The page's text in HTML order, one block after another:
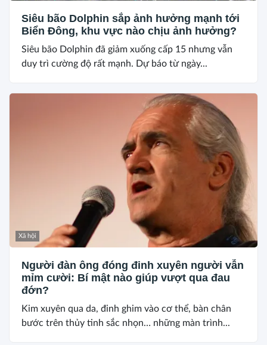
Siêu bão Dolphin sắp ảnh hưởng mạnh tới
Biển Đông, khu vực nào chịu ảnh hưởng?
Siêu bão Dolphin đã giảm xuống cấp 15 nhưng vẫn
duy trì cường độ rất mạnh. Dự báo từ ngày...
Xã hội
Người đàn ông đóng đinh xuyên người vẫn
mỉm cười: Bí mật nào giúp vượt qua đau
đớn?
Kim xuyên qua da, đinh ghim vào cơ thể, bàn chân
bước trên thủy tinh sắc nhọn… những màn trình...